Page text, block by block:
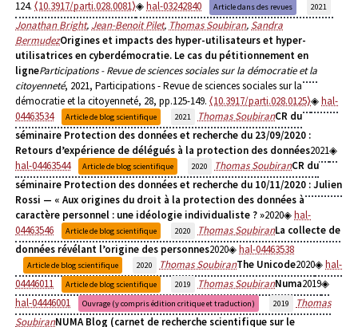
124. ⟨10.3917/parti.028.0081⟩ hal-03242840 Article dans des revues 2021
Jonathan Bright, Jean-Benoit Pilet, Thomas Soubiran, Sandra
BermudezOrigines et impacts des hyper-utilisateurs et hyper-
utilisatrices en cyberdémocratie. Le cas du pétitionnement en
ligneParticipations - Revue de sciences sociales sur la démocratie et la
citoyenneté, 2021, Participations - Revue de sciences sociales sur la
démocratie et la citoyenneté, 28, pp.125-149. ⟨10.3917/parti.028.0125⟩
hal-
04463534
Article de blog scientifique 2021 Thomas SoubiranCR du
séminaire Protection des données et recherche du 23/09/2020 :
Retours d’expérience de délégués à la protection des données2021
hal-04463544
Article de blog scientifique 2020 Thomas SoubiranCR du
séminaire Protection des données et recherche du 10/11/2020 : Julien
Rossi — « Aux origines du droit à la protection des données à
caractère personnel : une idéologie individualiste ? »2020
hal-
04463546
Article de blog scientifique 2020 Thomas SoubiranLa collecte de
données révélant l’origine des personnes2020 hal-04463538
Article de blog scientifique 2020 Thomas SoubiranThe Unicode2020
hal-
04446011
Article de blog scientifique 2019 Thomas SoubiranNuma2019
hal-04446001
Ouvrage (y compris édition critique et traduction) 2019
Thomas
SoubiranNUMA Blog (carnet de recherche scientifique sur le